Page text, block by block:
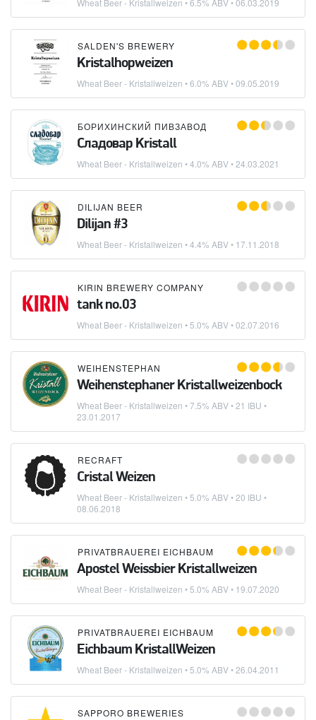
Wheat Beer - Kristallweizen • 6.5% ABV •06.03.2019
SALDEN'S BREWERY
Kristalhopweizen
Wheat Beer - Kristallweizen • 6.0% ABV •09.05.2019
БОРИХИНСКИЙ ПИВЗАВОД
Сладовар Kristall
Wheat Beer - Kristallweizen • 4.0% ABV •24.03.2021
DILIJAN BEER
Dilijan #3
Wheat Beer - Kristallweizen • 4.4% ABV • 17.11.2018
KIRIN BREWERY COMPANY
tank no.03
Wheat Beer - Kristallweizen • 5.0% ABV •02.07.2016
WEIHENSTEPHAN
Weihenstephaner Kristallweizenbock
Wheat Beer - Kristallweizen • 7.5% ABV • 21 IBU •
23.01.2017
RECRAFT
Cristal Weizen
Wheat Beer - Kristallweizen • 5.0% ABV • 20 IBU •
08.06.2018
PRIVATBRAUEREI EICHBAUM
Apostel Weissbier Kristallweizen
Wheat Beer - Kristallweizen • 5.0% ABV • 19.07.2020
PRIVATBRAUEREI EICHBAUM
Eichbaum KristallWeizen
Wheat Beer - Kristallweizen • 5.0% ABV •26.04.2011
SAPPORO BREWERIES